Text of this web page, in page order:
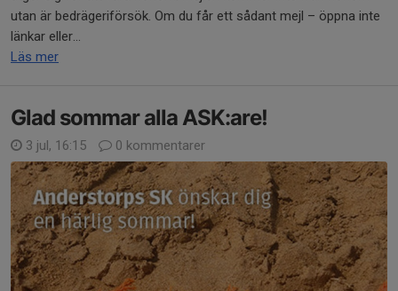
utan är bedrägeriförsök. Om du får ett sådant mejl – öppna inte
länkar eller...
Läs mer
Glad sommar alla ASK:are!
3 jul, 16:15 0 kommentarer